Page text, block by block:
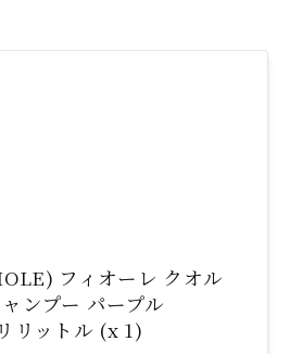
フィオーレ クオル
ンプー パープル
リットル (x 1)